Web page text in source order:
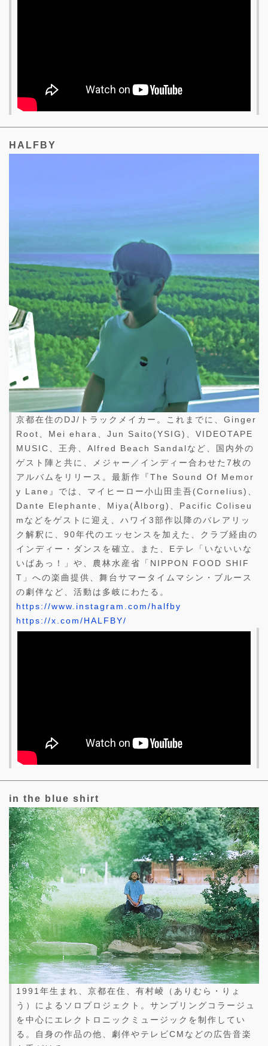
HALFBY
京都在住のDJ/トラックメイカー。これまでに、Ginger
Root、Mei ehara、Jun Saito(YSIG)、VIDEOTAPE
MUSIC、王舟、Alfred Beach Sandalなど、国内外の
ゲスト陣と共に、メジャー／インディー合わせた7枚の
アルバムをリリース。最新作『The Sound Of Memor
y Lane』では、マイヒーロー小山田圭吾(Cornelius)、
Dante Elephante、Miya(Ålborg)、Pacific Coliseu
mなどをゲストに迎え、ハワイ3部作以降のバレアリッ
ク解釈に、90年代のエッセンスを加えた、クラブ経由の
インディー・ダンスを確立。また、Eテレ「いないいな
いばあっ！」や、農林水産省「NIPPON FOOD SHIF
T」への楽曲提供、舞台サマータイムマシン・ブルース
の劇伴など、活動は多岐にわたる。
https://www.instagram.com/halfby
https://x.com/HALFBY/
in the blue shirt
1991年生まれ、京都在住、有村崚（ありむら・りょ
う）によるソロプロジェクト。サンプリングコラージュ
を中心にエレクトロニックミュージックを制作してい
る。自身の作品の他、劇伴やテレビCMなどの広告音楽